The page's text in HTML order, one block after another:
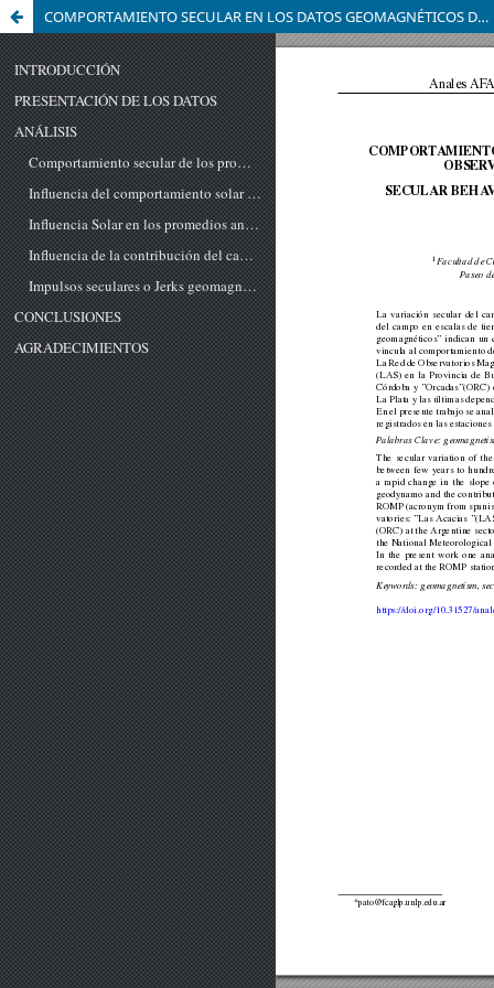
COMPORTAMIENTO SECULAR EN LOS DATOS GEOMAGNÉTICOS DE LOS OBSERVATORIOS PERMANENTES DE ARGENTINA